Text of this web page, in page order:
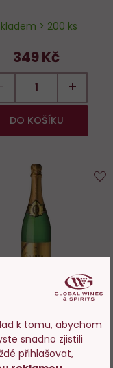
> 200 ks
349 Kč
+
DO KOŠÍKU
Loire Brut
> 200 ks
k tomu, abychom
snadno zjistili
přihlašovat,
Prosím